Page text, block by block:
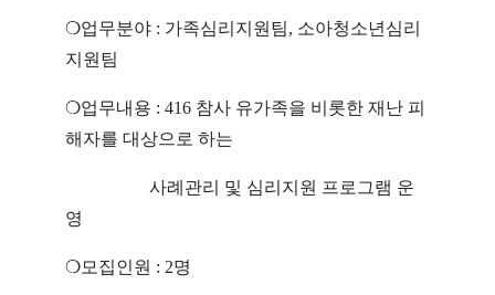
❍업무분야 : 가족심리지원팀, 소아청소년심리
지원팀
❍업무내용 : 416 참사 유가족을 비롯한 재난 피
해자를 대상으로 하는
사례관리 및 심리지원 프로그램 운
영
❍모집인원 : 2명